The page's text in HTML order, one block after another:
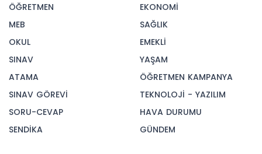
ÖĞRETMEN
MEB
OKUL
SINAV
ATAMA
SINAV GÖREVİ
SORU-CEVAP
SENDİKA
EKONOMİ
SAĞLIK
EMEKLİ
YAŞAM
ÖĞRETMEN KAMPANYA
TEKNOLOJİ - YAZILIM
HAVA DURUMU
GÜNDEM